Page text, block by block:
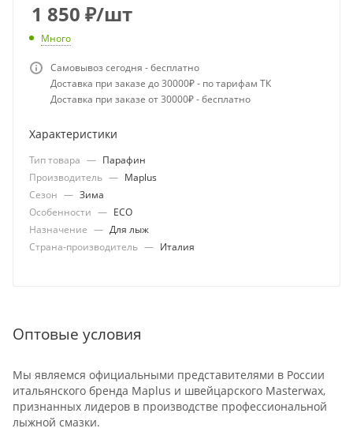
1 850 ₽/шт
Много
Самовывоз сегодня - бесплатно
Доставка при заказе до 30000₽ - по тарифам ТК
Доставка при заказе от 30000₽ - бесплатно
Характеристики
Тип товара — Парафин
Производитель — Maplus
Сезон — Зима
Особенности — ECO
Назначение — Для лыж
Страна-производитель — Италия
Оптовые условия
Мы являемся официальными представителями в России
итальянского бренда Maplus и швейцарского Masterwax,
признанных лидеров в производстве профессиональной
лыжной смазки.